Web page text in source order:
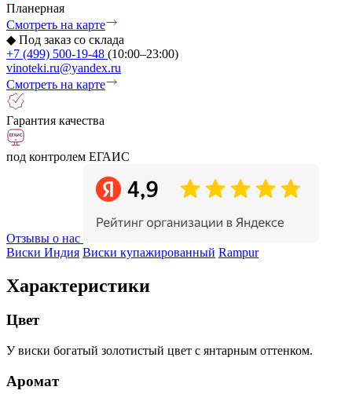
Планерная
Смотреть на карте
◆ Под заказ со склада
+7 (499) 500-19-48 (10:00–23:00)
vinoteki.ru@yandex.ru
Смотреть на карте
Гарантия качества
под контролем ЕГАИС
Отзывы о нас
Виски Индия Виски купажированный Rampur
Характеристики
Цвет
У виски богатый золотистый цвет с янтарным оттенком.
Аромат